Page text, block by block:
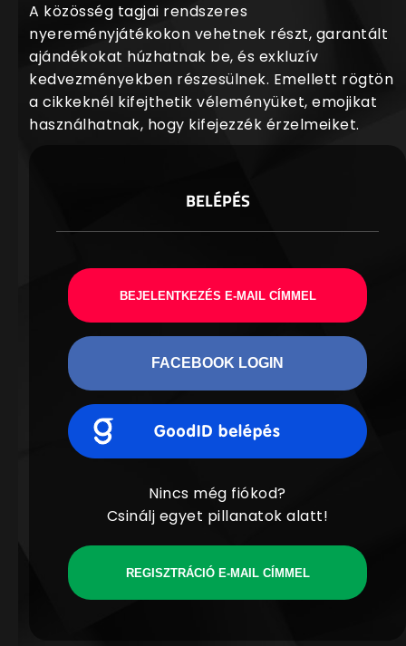
A közösség tagjai rendszeres
nyereményjátékokon vehetnek részt, garantált
ajándékokat húzhatnak be, és exkluzív
kedvezményekben részesülnek. Emellett rögtön
a cikkeknél kifejthetik véleményüket, emojikat
használhatnak, hogy kifejezzék érzelmeiket.
BELÉPÉS
BEJELENTKEZÉS E-MAIL CÍMMEL
FACEBOOK LOGIN
Nincs még fiókod?
Csinálj egyet pillanatok alatt!
REGISZTRÁCIÓ E-MAIL CÍMMEL